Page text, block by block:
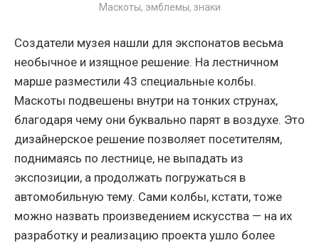
Маскоты, эмблемы, знаки
Создатели музея нашли для экспонатов весьма
необычное и изящное решение. На лестничном
марше разместили 43 специальные колбы.
Маскоты подвешены внутри на тонких струнах,
благодаря чему они буквально парят в воздухе. Это
дизайнерское решение позволяет посетителям,
поднимаясь по лестнице, не выпадать из
экспозиции, а продолжать погружаться в
автомобильную тему. Сами колбы, кстати, тоже
можно назвать произведением искусства — на их
разработку и реализацию проекта ушло более